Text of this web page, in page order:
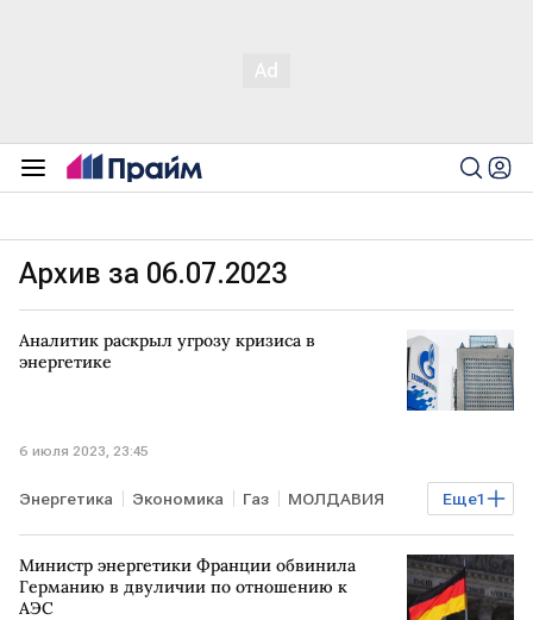
Архив за 06.07.2023
Аналитик раскрыл угрозу кризиса в
энергетике
6 июля 2023, 23:45
Еще1
Энергетика Экономика Газ МОЛДАВИЯ
Газпром
Министр энергетики Франции обвинила
Германию в двуличии по отношению к
АЭС